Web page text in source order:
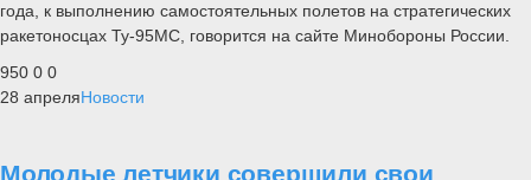
года, к выполнению самостоятельных полетов на стратегических
ракетоносцах Ту-95МС, говорится на сайте Минобороны России.
950 0 0
28 апреляНовости
Молодые летчики совершили свои